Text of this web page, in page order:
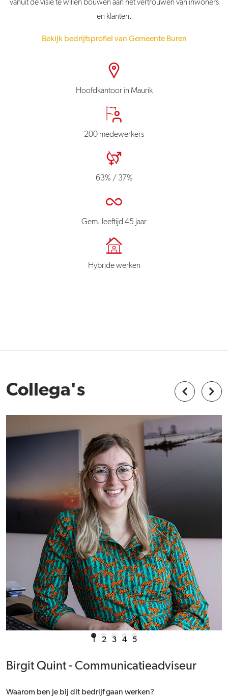
vanuit de visie te willen bouwen aan het vertrouwen van inwoners
en klanten.
Bekijk bedrijfsprofiel van Gemeente Buren
Hoofdkantoor in Maurik
200 medewerkers
63% / 37%
Gem. leeftijd 45 jaar
Hybride werken
Collega's
1 2 3 4 5
Birgit Quint - Communicatieadviseur
Waarom ben je bij dit bedrijf gaan werken?